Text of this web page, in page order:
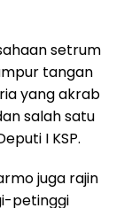
setrum
tangan
yang akrab
salah satu
I KSP.
juga rajin
petinggi